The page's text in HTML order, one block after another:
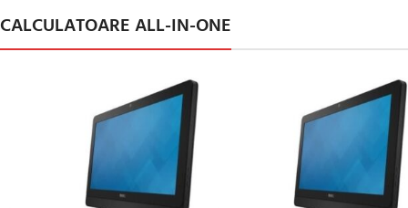
Second Hand
CALCULATOARE ALL-IN-ONE